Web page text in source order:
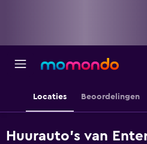
Locaties Beoordelingen
Huurauto's van